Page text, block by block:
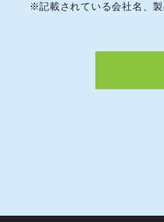
※記載されている会社名、